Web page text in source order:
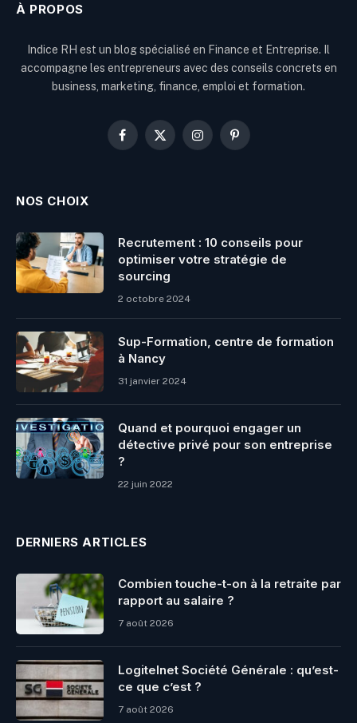
À PROPOS
Indice RH est un blog spécialisé en Finance et Entreprise. Il
accompagne les entrepreneurs avec des conseils concrets en
business, marketing, finance, emploi et formation.
Facebook
X
InstagramPinterest
NOS CHOIX
Recrutement : 10 conseils pour
optimiser votre stratégie de
sourcing
2 octobre 2024
Sup-Formation, centre de formation
à Nancy
31 janvier 2024
Quand et pourquoi engager un
détective privé pour son entreprise
?
22 juin 2022
DERNIERS ARTICLES
Combien touche-t-on à la retraite par
rapport au salaire ?
7 août 2026
Logitelnet Société Générale : qu’est-
ce que c’est ?
7 août 2026